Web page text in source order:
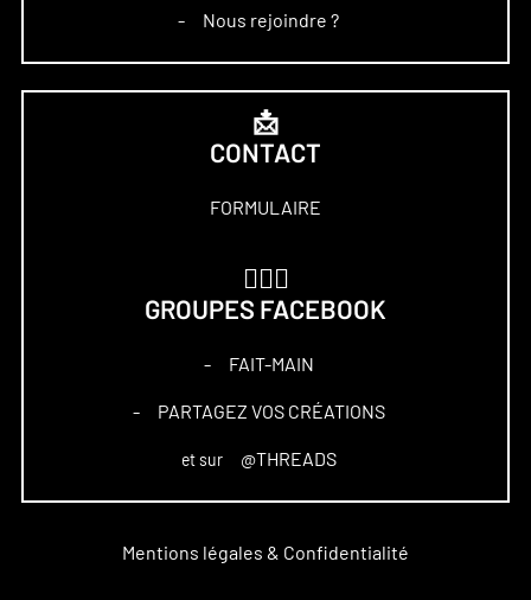
– Nous rejoindre ?
📩
CONTACT
FORMULAIRE
GROUPES FACEBOOK
– FAIT-MAIN
– PARTAGEZ VOS CRÉATIONS
et sur @THREADS
Mentions légales & Confidentialité